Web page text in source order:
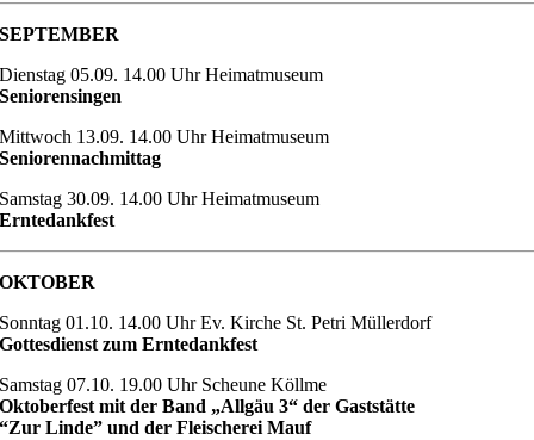
SEPTEMBER
Dienstag 05.09. 14.00 Uhr Heimatmuseum
Seniorensingen
Mittwoch 13.09. 14.00 Uhr Heimatmuseum
Seniorennachmittag
Samstag 30.09. 14.00 Uhr Heimatmuseum
Erntedankfest
OKTOBER
Sonntag 01.10. 14.00 Uhr Ev. Kirche St. Petri Müllerdorf
Gottesdienst zum Erntedankfest
Samstag 07.10. 19.00 Uhr Scheune Köllme
Oktoberfest mit der Band „Allgäu 3“ der Gaststätte
“Zur Linde” und der Fleischerei Mauf